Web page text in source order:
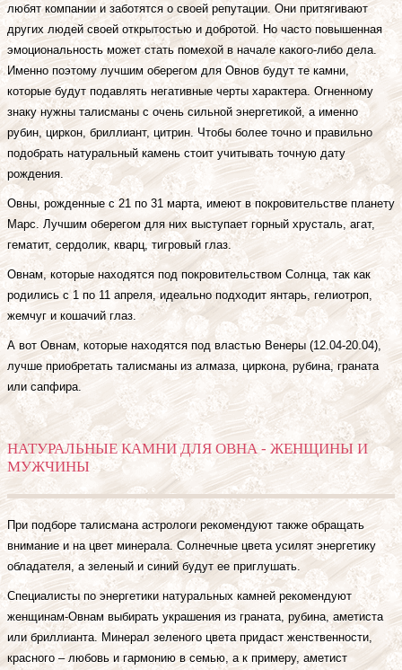
любят компании и заботятся о своей репутации. Они притягивают
других людей своей открытостью и добротой. Но часто повышенная
эмоциональность может стать помехой в начале какого-либо дела.
Именно поэтому лучшим оберегом для Овнов будут те камни,
которые будут подавлять негативные черты характера. Огненному
знаку нужны талисманы с очень сильной энергетикой, а именно
рубин, циркон, бриллиант, цитрин. Чтобы более точно и правильно
подобрать натуральный камень стоит учитывать точную дату
рождения.
Овны, рожденные с 21 по 31 марта, имеют в покровительстве планету
Марс. Лучшим оберегом для них выступает горный хрусталь, агат,
гематит, сердолик, кварц, тигровый глаз.
Овнам, которые находятся под покровительством Солнца, так как
родились с 1 по 11 апреля, идеально подходит янтарь, гелиотроп,
жемчуг и кошачий глаз.
А вот Овнам, которые находятся под властью Венеры (12.04-20.04),
лучше приобретать талисманы из алмаза, циркона, рубина, граната
или сапфира.
НАТУРАЛЬНЫЕ КАМНИ ДЛЯ ОВНА - ЖЕНЩИНЫ И
МУЖЧИНЫ
При подборе талисмана астрологи рекомендуют также обращать
внимание и на цвет минерала. Солнечные цвета усилят энергетику
обладателя, а зеленый и синий будут ее приглушать.
Специалисты по энергетики натуральных камней рекомендуют
женщинам-Овнам выбирать украшения из граната, рубина, аметиста
или бриллианта. Минерал зеленого цвета придаст женственности,
красного – любовь и гармонию в семью, а к примеру, аметист